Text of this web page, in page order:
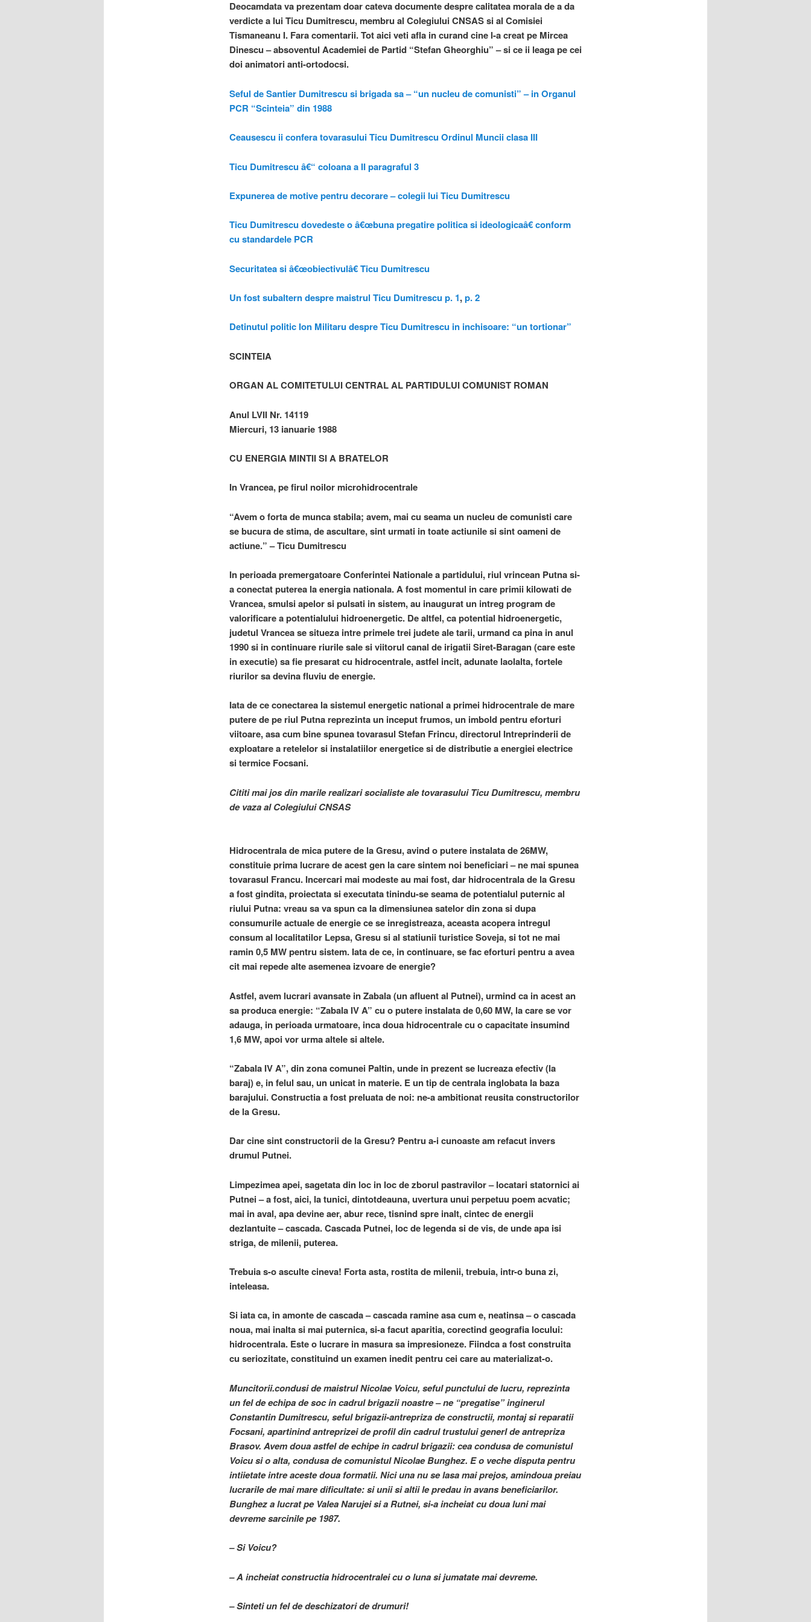
Deocamdata va prezentam doar cateva documente despre calitatea morala de a da
verdicte a lui Ticu Dumitrescu, membru al Colegiului CNSAS si al Comisiei
Tismaneanu I. Fara comentarii. Tot aici veti afla in curand cine l-a creat pe Mircea
Dinescu – absoventul Academiei de Partid “Stefan Gheorghiu” – si ce ii leaga pe cei
doi animatori anti-ortodocsi.
Seful de Santier Dumitrescu si brigada sa – “un nucleu de comunisti” – in Organul
PCR “Scinteia” din 1988
Ceausescu ii confera tovarasului Ticu Dumitrescu Ordinul Muncii clasa III
Ticu Dumitrescu â€“ coloana a II paragraful 3
Expunerea de motive pentru decorare – colegii lui Ticu Dumitrescu
Ticu Dumitrescu dovedeste o â€œbuna pregatire politica si ideologicaâ€ conform
cu standardele PCR
Securitatea si â€œobiectivulâ€ Ticu Dumitrescu
Un fost subaltern despre maistrul Ticu Dumitrescu p. 1,p. 2
Detinutul politic Ion Militaru despre Ticu Dumitrescu in inchisoare: “un tortionar”
SCINTEIA
ORGAN AL COMITETULUI CENTRAL AL PARTIDULUI COMUNIST ROMAN
Anul LVII Nr. 14119
Miercuri, 13 ianuarie 1988
CU ENERGIA MINTII SI A BRATELOR
In Vrancea, pe firul noilor microhidrocentrale
“Avem o forta de munca stabila; avem, mai cu seama un nucleu de comunisti care
se bucura de stima, de ascultare, sint urmati in toate actiunile si sint oameni de
actiune.” – Ticu Dumitrescu
In perioada premergatoare Conferintei Nationale a partidului, riul vrincean Putna si-
a conectat puterea la energia nationala. A fost momentul in care primii kilowati de
Vrancea, smulsi apelor si pulsati in sistem, au inaugurat un intreg program de
valorificare a potentialului hidroenergetic. De altfel, ca potential hidroenergetic,
judetul Vrancea se situeza intre primele trei judete ale tarii, urmand ca pina in anul
1990 si in continuare riurile sale si viitorul canal de irigatii Siret-Baragan (care este
in executie) sa fie presarat cu hidrocentrale, astfel incit, adunate laolalta, fortele
riurilor sa devina fluviu de energie.
Iata de ce conectarea la sistemul energetic national a primei hidrocentrale de mare
putere de pe riul Putna reprezinta un inceput frumos, un imbold pentru eforturi
viitoare, asa cum bine spunea tovarasul Stefan Frincu, directorul Intreprinderii de
exploatare a retelelor si instalatiilor energetice si de distributie a energiei electrice
si termice Focsani.
Cititi mai jos din marile realizari socialiste ale tovarasului Ticu Dumitrescu, membru
de vaza al Colegiului CNSAS
Hidrocentrala de mica putere de la Gresu, avind o putere instalata de 26MW,
constituie prima lucrare de acest gen la care sintem noi beneficiari – ne mai spunea
tovarasul Francu. Incercari mai modeste au mai fost, dar hidrocentrala de la Gresu
a fost gindita, proiectata si executata tinindu-se seama de potentialul puternic al
riului Putna: vreau sa va spun ca la dimensiunea satelor din zona si dupa
consumurile actuale de energie ce se inregistreaza, aceasta acopera intregul
consum al localitatilor Lepsa, Gresu si al statiunii turistice Soveja, si tot ne mai
ramin 0,5 MW pentru sistem. Iata de ce, in continuare, se fac eforturi pentru a avea
cit mai repede alte asemenea izvoare de energie?
Astfel, avem lucrari avansate in Zabala (un afluent al Putnei), urmind ca in acest an
sa produca energie: “Zabala IV A” cu o putere instalata de 0,60 MW, la care se vor
adauga, in perioada urmatoare, inca doua hidrocentrale cu o capacitate insumind
1,6 MW, apoi vor urma altele si altele.
“Zabala IV A”, din zona comunei Paltin, unde in prezent se lucreaza efectiv (la
baraj) e, in felul sau, un unicat in materie. E un tip de centrala inglobata la baza
barajului. Constructia a fost preluata de noi: ne-a ambitionat reusita constructorilor
de la Gresu.
Dar cine sint constructorii de la Gresu? Pentru a-i cunoaste am refacut invers
drumul Putnei.
Limpezimea apei, sagetata din loc in loc de zborul pastravilor – locatari statornici ai
Putnei – a fost, aici, la tunici, dintotdeauna, uvertura unui perpetuu poem acvatic;
mai in aval, apa devine aer, abur rece, tisnind spre inalt, cintec de energii
dezlantuite – cascada. Cascada Putnei, loc de legenda si de vis, de unde apa isi
striga, de milenii, puterea.
Trebuia s-o asculte cineva! Forta asta, rostita de milenii, trebuia, intr-o buna zi,
inteleasa.
Si iata ca, in amonte de cascada – cascada ramine asa cum e, neatinsa – o cascada
noua, mai inalta si mai puternica, si-a facut aparitia, corectind geografia locului:
hidrocentrala. Este o lucrare in masura sa impresioneze. Fiindca a fost construita
cu seriozitate, constituind un examen inedit pentru cei care au materializat-o.
Muncitorii.condusi de maistrul Nicolae Voicu, seful punctului de lucru, reprezinta
un fel de echipa de soc in cadrul brigazii noastre – ne “pregatise” inginerul
Constantin Dumitrescu, seful brigazii-antrepriza de constructii, montaj si reparatii
Focsani, apartinind antreprizei de profil din cadrul trustului generl de antrepriza
Brasov. Avem doua astfel de echipe in cadrul brigazii: cea condusa de comunistul
Voicu si o alta, condusa de comunistul Nicolae Bunghez. E o veche disputa pentru
intiietate intre aceste doua formatii. Nici una nu se lasa mai prejos, amindoua preiau
lucrarile de mai mare dificultate: si unii si altii le predau in avans beneficiarilor.
Bunghez a lucrat pe Valea Narujei si a Rutnei, si-a incheiat cu doua luni mai
devreme sarcinile pe 1987.
– Si Voicu?
– A incheiat constructia hidrocentralei cu o luna si jumatate mai devreme.
– Sinteti un fel de deschizatori de drumuri!